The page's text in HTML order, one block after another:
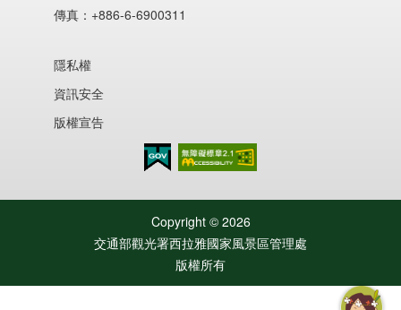
傳真：+886-6-6900311
隱私權
資訊安全
版權宣告
Copyright © 2026
交通部觀光署西拉雅國家風景區管理處
版權所有